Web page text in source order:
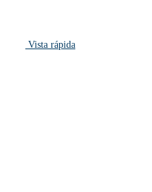
Vista rápida